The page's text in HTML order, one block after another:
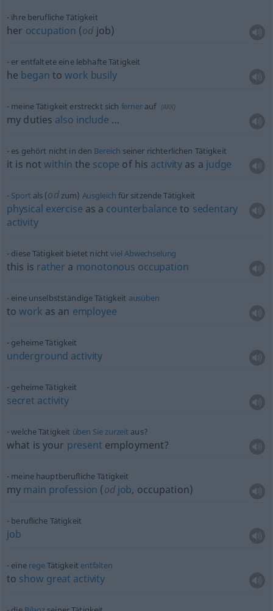
ihre berufliche Tätigkeit
her occupation (od job)
er entfaltete eine lebhafte Tätigkeit
he began towork busily
meine Tätigkeit erstreckt sich fernerauf (AKK)
my duties also include …
es gehört nicht in den Bereich seiner richterlichen Tätigkeit
it is notwithin the scope of his activity as a judge
Sport als (odzum) Ausgleich für sitzende Tätigkeit
physical exercise as a counterbalance to sedentary
activity
diese Tätigkeit bietet nichtviel Abwechselung
this is rather a monotonous occupation
eine unselbstständige Tätigkeit ausüben
towork as an employee
geheime Tätigkeit
underground activity
geheime Tätigkeit
secret activity
welche Tätigkeit üben Siezurzeit aus?
what is your present employment?
meine hauptberufliche Tätigkeit
my main profession (odjob, occupation)
berufliche Tätigkeit
job
eine regeTätigkeit entfalten
to show great activity